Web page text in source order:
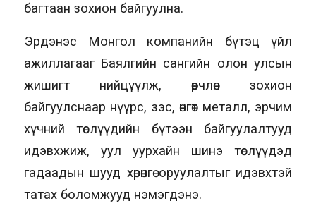
багтаан зохион байгуулна.
Эрдэнэс Монгол компанийн бүтэц үйл
ажиллагааг Баялгийн сангийн олон улсын
жишигт нийцүүлж, өөрчлөн зохион
байгуулснаар нүүрс, зэс, өнгөт металл, эрчим
хүчний төслүүдийн бүтээн байгуулалтууд
идэвхжиж, уул уурхайн шинэ төслүүдэд
гадаадын шууд хөрөнгө оруулалтыг идэвхтэй
татах боломжууд нэмэгдэнэ.